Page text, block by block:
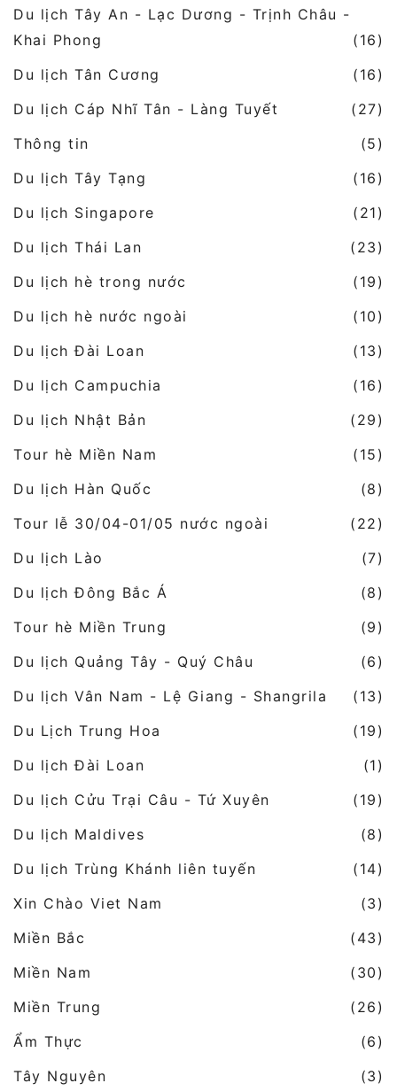
Du lịch Tây An - Lạc Dương - Trịnh Châu -
Khai Phong
(16)
Du lịch Tân Cương
(16)
Du lịch Cáp Nhĩ Tân - Làng Tuyết
(27)
Thông tin
(5)
Du lịch Tây Tạng
(16)
Du lịch Singapore
(21)
Du lịch Thái Lan
(23)
Du lịch hè trong nước
(19)
Du lịch hè nước ngoài
(10)
Du lịch Đài Loan
(13)
Du lịch Campuchia
(16)
Du lịch Nhật Bản
(29)
Tour hè Miền Nam
(15)
Du lịch Hàn Quốc
(8)
Tour lễ 30/04-01/05 nước ngoài
(22)
Du lịch Lào
(7)
Du lịch Đông Bắc Á
(8)
Tour hè Miền Trung
(9)
Du lịch Quảng Tây - Quý Châu
(6)
Du lịch Vân Nam - Lệ Giang - Shangrila
(13)
Du Lịch Trung Hoa
(19)
Du lịch Đài Loan
(1)
Du lịch Cửu Trại Câu - Tứ Xuyên
(19)
Du lịch Maldives
(8)
Du lịch Trùng Khánh liên tuyến
(14)
Xin Chào Viet Nam
(3)
Miền Bắc
(43)
Miền Nam
(30)
Miền Trung
(26)
Ẩm Thực
(6)
Tây Nguyên
(3)